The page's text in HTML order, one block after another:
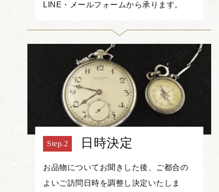
LINE・メールフォームから承ります。
日時決定
お品物についてお聞きした後、ご都合の
よいご訪問日時を調整し決定いたしま